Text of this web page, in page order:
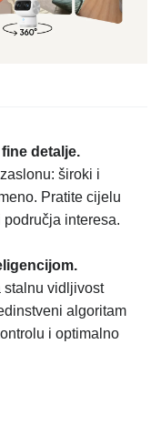
detalje.
široki i
Pratite cijelu
interesa.
stalnu vidljivost
algoritam
i optimalno